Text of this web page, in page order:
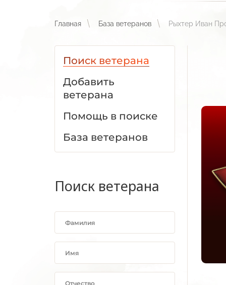
Главная База ветеранов Рыхтер Иван
Поиск ветерана
Добавить
ветерана
Помощь в поиске
База ветеранов
Поиск ветерана